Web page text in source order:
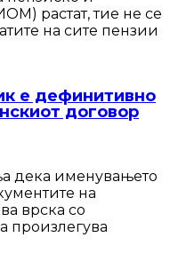
растат, тие не се
на сите пензии
е дефинитивно
договор
дека именувањето
на
врска со
произлегува